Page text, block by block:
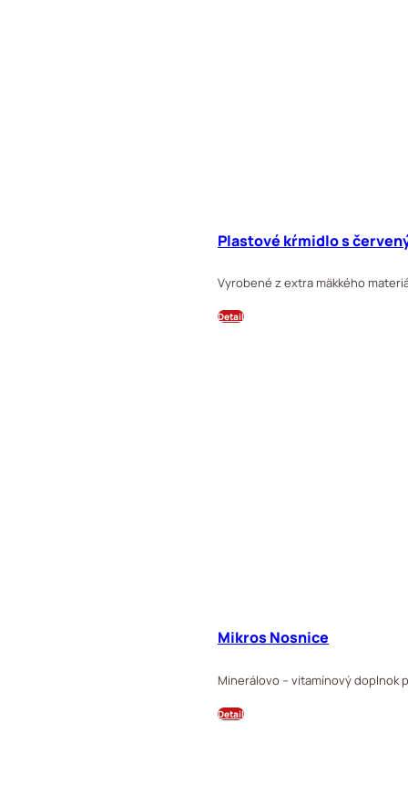
Plastové kŕmidlo s
Vyrobené z extra mäkkého
Detail
Mikros Nosnice
Minerálovo – vitamínový doplnok
Detail